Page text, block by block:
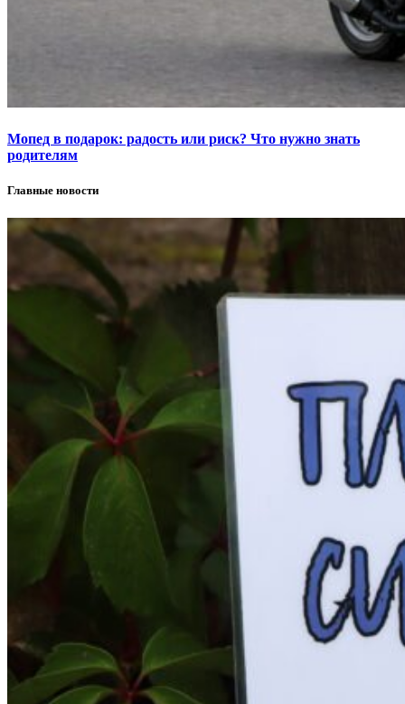
Мопед в подарок: радость или риск? Что нужно знать
родителям
Главные новости